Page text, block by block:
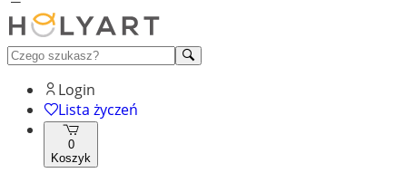
Login
Lista życzeń
0
Koszyk